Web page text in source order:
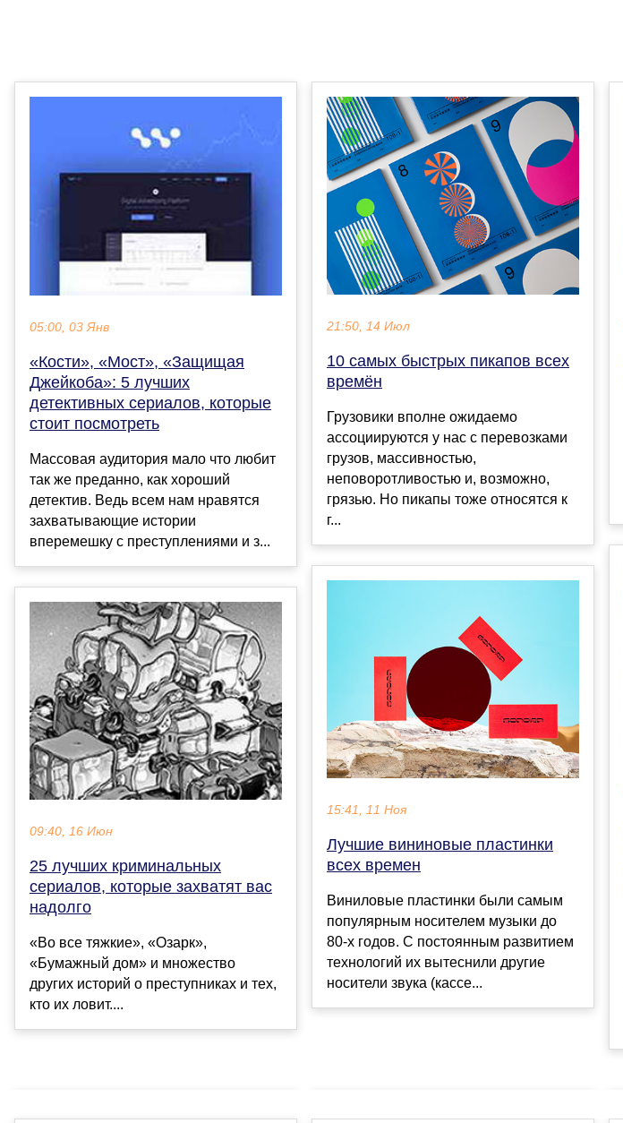
05:00, 03 Янв
«Кости», «Мост», «Защищая
Джейкоба»: 5 лучших
детективных сериалов, которые
стоит посмотреть
Массовая аудитория мало что любит
так же преданно, как хороший
детектив. Ведь всем нам нравятся
захватывающие истории
вперемешку с преступлениями и з...
09:40, 16 Июн
25 лучших криминальных
сериалов, которые захватят вас
надолго
«Во все тяжкие», «Озарк»,
«Бумажный дом» и множество
других историй о преступниках и тех,
кто их ловит....
21:50, 14 Июл
10 самых быстрых пикапов всех
времён
Грузовики вполне ожидаемо
ассоциируются у нас с перевозками
грузов, массивностью,
неповоротливостью и, возможно,
грязью. Но пикапы тоже относятся к
г...
15:41, 11 Ноя
Лучшие вининовые пластинки
всех времен
Виниловые пластинки были самым
популярным носителем музыки до
80-х годов. С постоянным развитием
технологий их вытеснили другие
носители звука (кассе...